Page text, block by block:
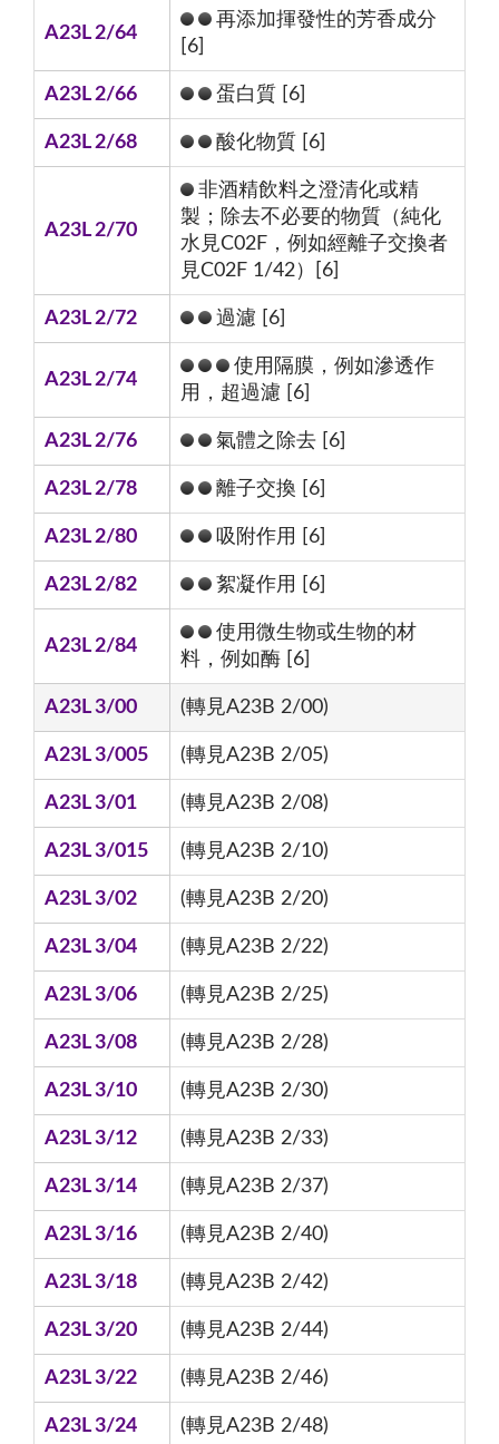
A23L 2/64
再添加揮發性的芳香成分
[6]
A23L 2/66 蛋白質 [6]
A23L 2/68 酸化物質 [6]
A23L 2/70
非酒精飲料之澄清化或精
製；除去不必要的物質（純化
水見C02F，例如經離子交換者
見C02F 1/42）[6]
A23L 2/72 過濾 [6]
A23L 2/74
使用隔膜，例如滲透作
用，超過濾 [6]
A23L 2/76 氣體之除去 [6]
A23L 2/78 離子交換 [6]
A23L 2/80 吸附作用 [6]
A23L 2/82 絮凝作用 [6]
A23L 2/84
使用微生物或生物的材
料，例如酶 [6]
A23L 3/00 (轉見A23B 2/00)
A23L 3/005 (轉見A23B 2/05)
A23L 3/01 (轉見A23B 2/08)
A23L 3/015 (轉見A23B 2/10)
A23L 3/02 (轉見A23B 2/20)
A23L 3/04 (轉見A23B 2/22)
A23L 3/06 (轉見A23B 2/25)
A23L 3/08 (轉見A23B 2/28)
A23L 3/10 (轉見A23B 2/30)
A23L 3/12 (轉見A23B 2/33)
A23L 3/14 (轉見A23B 2/37)
A23L 3/16 (轉見A23B 2/40)
A23L 3/18 (轉見A23B 2/42)
A23L 3/20 (轉見A23B 2/44)
A23L 3/22 (轉見A23B 2/46)
A23L 3/24 (轉見A23B 2/48)